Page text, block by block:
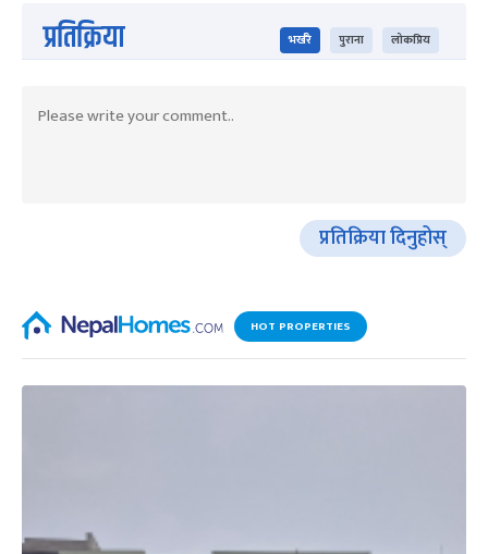
प्रतिक्रिया भर्खरै पुराना लोकप्रिय
प्रतिक्रिया दिनुहोस्
HOT PROPERTIES